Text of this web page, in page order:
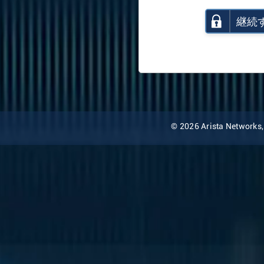
継続
© 2026 Arista